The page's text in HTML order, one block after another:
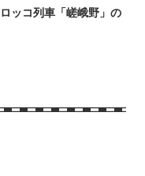
ッコ列車「嵯峨野」の